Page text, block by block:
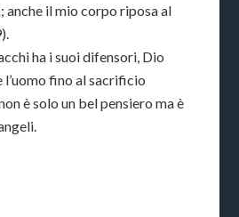
anche il mio corpo riposa al
ha i suoi difensori, Dio
fino al sacrificio
è solo un bel pensiero ma è